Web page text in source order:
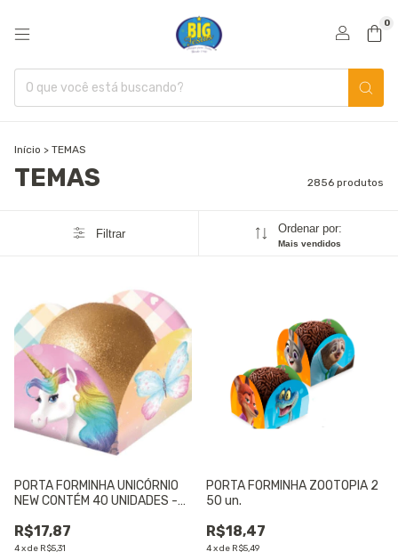
0
Início > TEMAS
TEMAS 2856 produtos
Filtrar Ordenar por:
Mais vendidos
PORTA FORMINHA UNICÓRNIO
NEW CONTÉM 40 UNIDADES -
R$17,87
4xde R$5,31
PORTA FORMINHA ZOOTOPIA 2
50 un.
R$18,47
4xde R$5,49